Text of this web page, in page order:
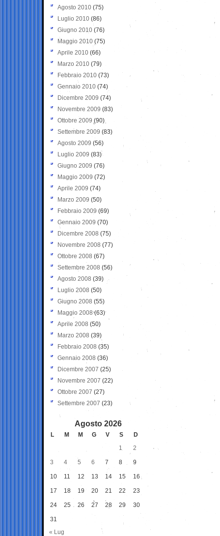
Agosto 2010 (75)
Luglio 2010 (86)
Giugno 2010 (76)
Maggio 2010 (75)
Aprile 2010 (66)
Marzo 2010 (79)
Febbraio 2010 (73)
Gennaio 2010 (74)
Dicembre 2009 (74)
Novembre 2009 (83)
Ottobre 2009 (90)
Settembre 2009 (83)
Agosto 2009 (56)
Luglio 2009 (83)
Giugno 2009 (76)
Maggio 2009 (72)
Aprile 2009 (74)
Marzo 2009 (50)
Febbraio 2009 (69)
Gennaio 2009 (70)
Dicembre 2008 (75)
Novembre 2008 (77)
Ottobre 2008 (67)
Settembre 2008 (56)
Agosto 2008 (39)
Luglio 2008 (50)
Giugno 2008 (55)
Maggio 2008(63)
Aprile 2008 (50)
Marzo 2008 (39)
Febbraio 2008 (35)
Gennaio 2008 (36)
Dicembre 2007 (25)
Novembre 2007 (22)
Ottobre 2007 (27)
Settembre 2007 (23)
Agosto 2026
L M M G V S
D
1
2
3 4 5 6 7 8 9
10 11 12 13 14 15 16
17 18 19 20 21 22 23
24 25 26 27 28 29 30
31
« Lug